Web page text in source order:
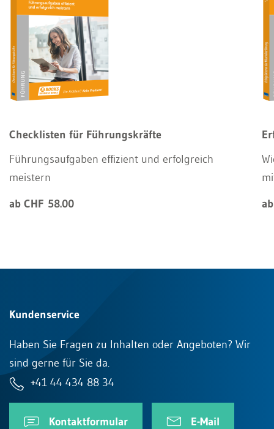
Checklisten für Führungskräfte
Führungsaufgaben effizient und erfolgreich
meistern
ab CHF 58.00
Kundenservice
Haben Sie Fragen zu Inhalten oder Angeboten? Wir
sind gerne für Sie da.
+41 44 434 88 34
Kontaktformular E-Mail